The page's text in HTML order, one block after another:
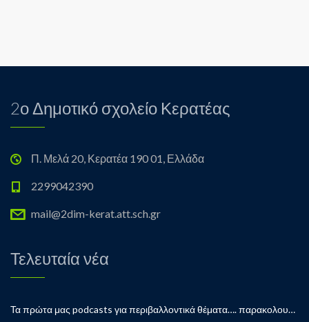
2ο Δημοτικό σχολείο Κερατέας
Π. Μελά 20, Κερατέα 190 01, Ελλάδα
2299042390
mail@2dim-kerat.att.sch.gr
Τελευταία νέα
Τα πρώτα μας podcasts για περιβαλλοντικά θέματα…. παρακολουθήστε μας…